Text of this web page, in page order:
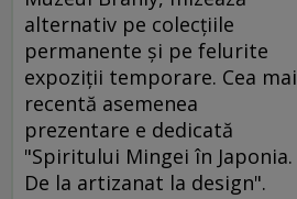
alternativ pe colecţiile
permanente şi pe felurite
expoziţii temporare. Cea mai
recentă asemenea
prezentare e dedicată
"Spiritului Mingei în Japonia.
De la artizanat la design".